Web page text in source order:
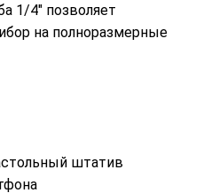
1/4″ позволяет
на полноразмерные
штатив